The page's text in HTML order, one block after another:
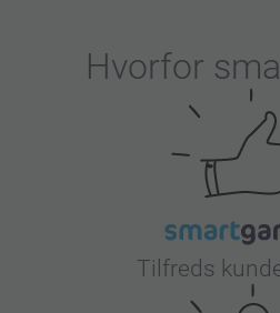
Hvorfor
Tilfreds